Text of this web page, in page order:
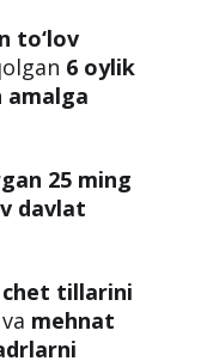
to‘lov
6 oylik
amalga
25 ming
davlat
chet tillarini
va mehnat